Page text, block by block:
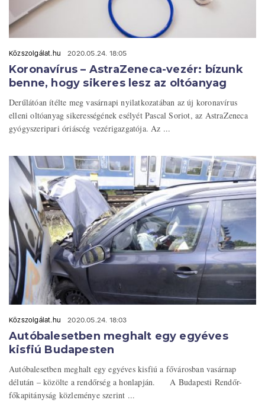
Közszolgálat.hu 2020.05.24. 18:05
Koronavírus – AstraZeneca-vezér: bízunk
benne, hogy sikeres lesz az oltóanyag
Derűlátóan ítélte meg vasárnapi nyilatkozatában az új koronavírus
elleni oltóanyag sikerességének esélyét Pascal Soriot, az AstraZeneca
gyógyszeripari óriáscég vezérigazgatója. Az ...
Közszolgálat.hu 2020.05.24. 18:03
Autóbalesetben meghalt egy egyéves
kisfiú Budapesten
Autóbalesetben meghalt egy egyéves kisfiú a fővárosban vasárnap
délután – közölte a rendőrség a honlapján. A Budapesti Rendőr-
főkapitányság közleménye szerint ...